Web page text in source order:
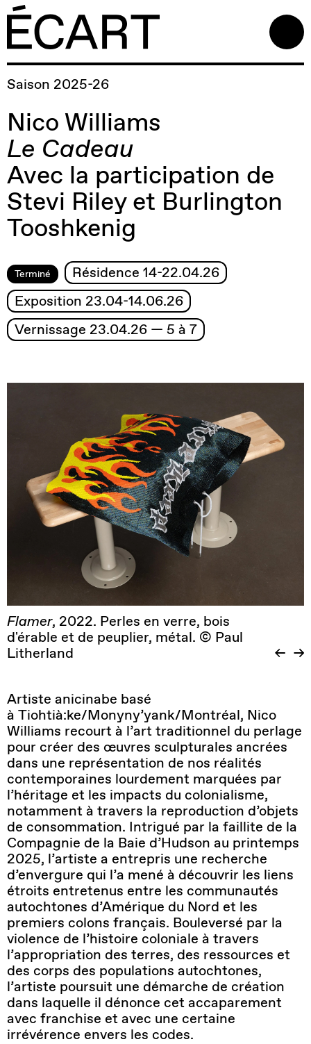
Saison 2025-26
Nico Williams
Le Cadeau
Avec la participation de
Stevi Riley et Burlington
Tooshkenig
Terminé
Résidence 14-22.04.26
Exposition 23.04-14.06.26
Vernissage 23.04.26 — 5 à 7
Flamer, 2022. Perles en verre, bois
d'érable et de peuplier, métal. © Paul
Litherland
Artiste anicinabe basé
à Tiohtià:ke/Monyny’yank/Montréal, Nico
Williams recourt à l’art traditionnel du perlage
pour créer des œuvres sculpturales ancrées
dans une représentation de nos réalités
contemporaines lourdement marquées par
l’héritage et les impacts du colonialisme,
notamment à travers la reproduction d’objets
de consommation. Intrigué par la faillite de la
Compagnie de la Baie d’Hudson au printemps
2025, l’artiste a entrepris une recherche
d’envergure qui l’a mené à découvrir les liens
étroits entretenus entre les communautés
autochtones d’Amérique du Nord et les
premiers colons français. Bouleversé par la
violence de l’histoire coloniale à travers
l’appropriation des terres, des ressources et
des corps des populations autochtones,
l’artiste poursuit une démarche de création
dans laquelle il dénonce cet accaparement
avec franchise et avec une certaine
irrévérence envers les codes.